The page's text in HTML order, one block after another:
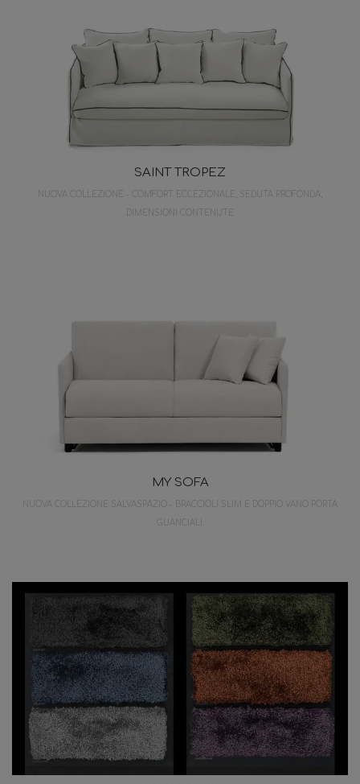
SAINT TROPEZ
NUOVA COLLEZIONE - COMFORT ECCEZIONALE, SEDUTA PROFONDA,
MY SOFA
NUOVA COLLEZIONE SALVASPAZIO - BRACCIOLI SLIM E DOPPIO VANO PORTA
GUANCIALI.